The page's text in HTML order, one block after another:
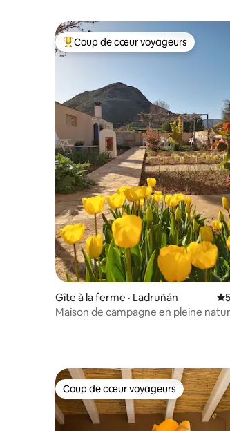
Coup de cœur voyageurs parmi les
Coup de cœur voyageurs
Gîte à la ferme · Ladruñán
Maison de campagne en pleine
Coup de cœur voyageurs
Coup de cœur voyageurs